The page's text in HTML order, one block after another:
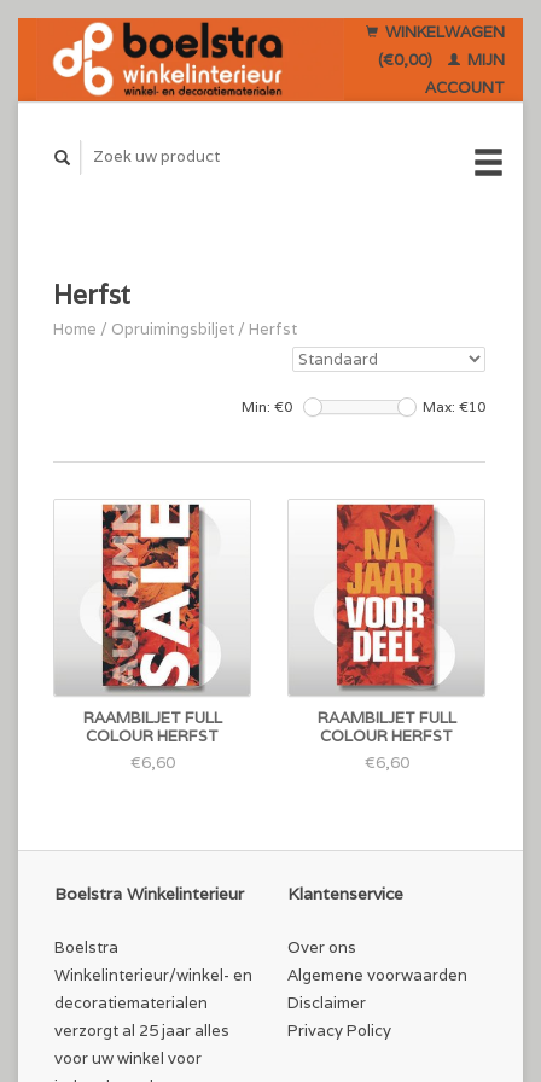
WINKELWAGEN
(€0,00)
MIJN
ACCOUNT
Herfst
Home / Opruimingsbiljet / Herfst
Min: €0 Max: €10
RAAMBILJET FULL
COLOUR HERFST
€6,60
RAAMBILJET FULL
COLOUR HERFST
€6,60
Boelstra Winkelinterieur
Boelstra
Winkelinterieur/winkel- en
decoratiematerialen
verzorgt al 25 jaar alles
voor uw winkel voor
Klantenservice
Over ons
Algemene voorwaarden
Disclaimer
Privacy Policy